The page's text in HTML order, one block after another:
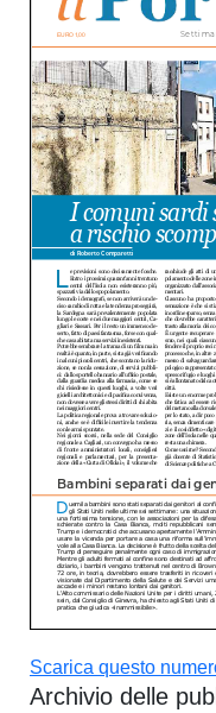
Scarica questo
Archivio delle